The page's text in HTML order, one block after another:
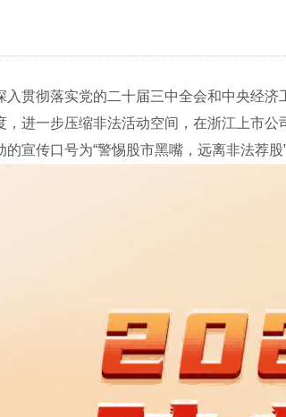
入贯彻落实党的二十届三中全会和中央经
，进一步压缩非法活动空间， 在浙江上市公
的宣传口号为“警惕股市黑嘴，远离非法荐股